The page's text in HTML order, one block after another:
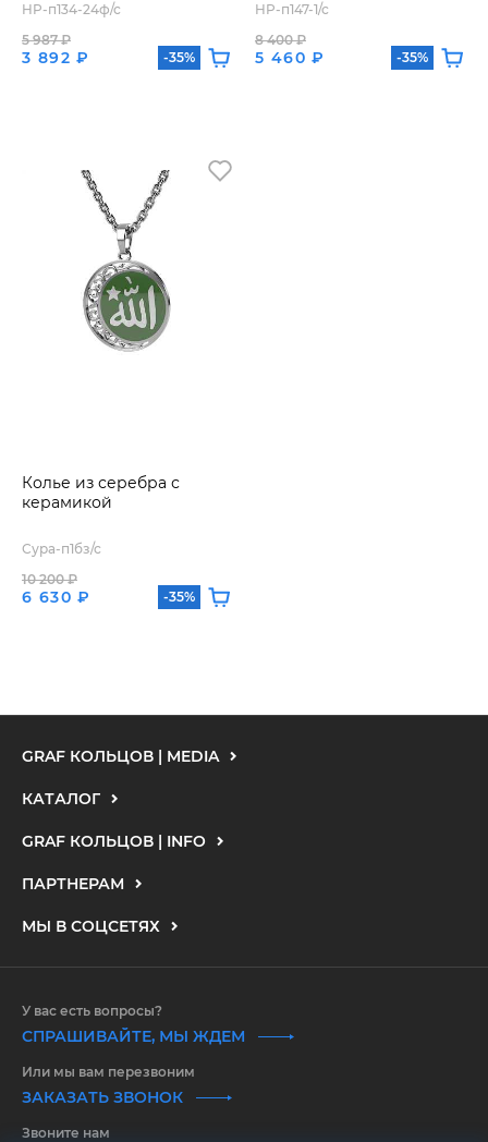
HP-п134-24ф/с
3 892 ₽
5 987 ₽
-35%
HP-п147-1/с
5 460 ₽
8 400 ₽
-35%
Колье из серебра с
керамикой
Сура-п1бз/с
6 630 ₽
10 200 ₽
-35%
GRAF КОЛЬЦОВ | MEDIA
КАТАЛОГ
GRAF КОЛЬЦОВ | INFO
ПАРТНЕРАМ
МЫ В СОЦСЕТЯХ
У вас есть вопросы?
СПРАШИВАЙТЕ, МЫ ЖДЕМ
Или мы вам перезвоним
ЗАКАЗАТЬ ЗВОНОК
Звоните нам